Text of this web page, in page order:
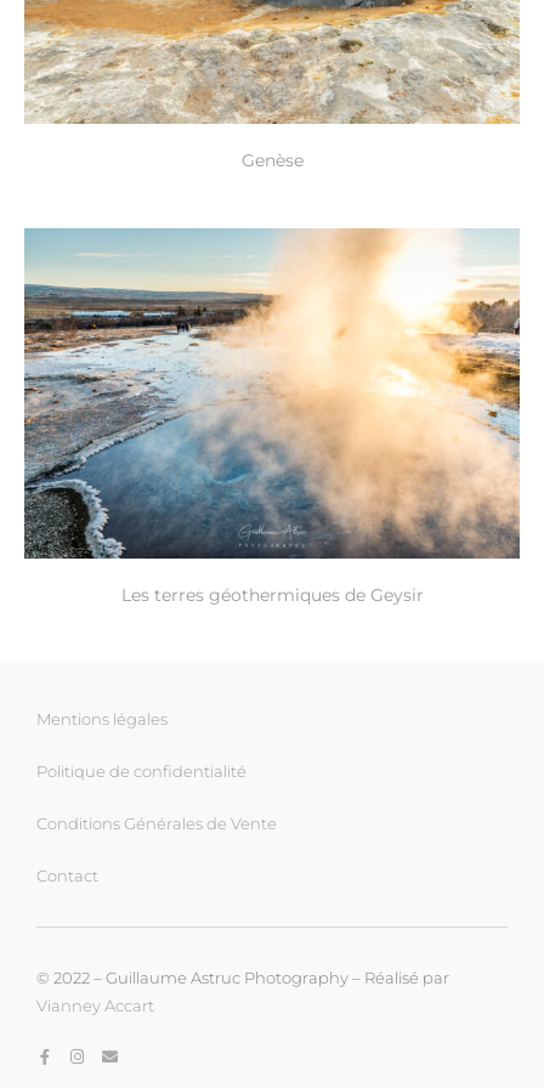
Genèse
Les terres géothermiques de Geysir
Mentions légales
Politique de confidentialité
Conditions Générales de Vente
Contact
© 2022 – Guillaume Astruc Photography – Réalisé par
Vianney Accart